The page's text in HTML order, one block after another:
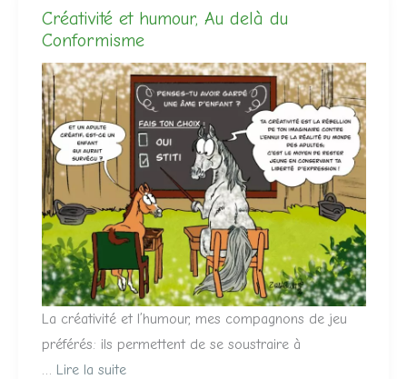
Créativité et humour, Au delà du
Conformisme
La créativité et l’humour, mes compagnons de jeu
préférés: ils permettent de se soustraire à
… Lire la suite